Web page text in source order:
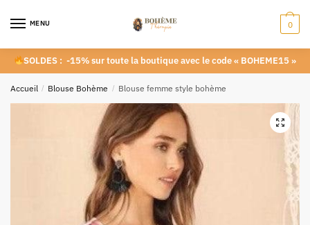
MENU 0
SOLDES : -15% sur toute la boutique avec le code « BOHEME15 »
Accueil / Blouse Bohème / Blouse femme style bohème